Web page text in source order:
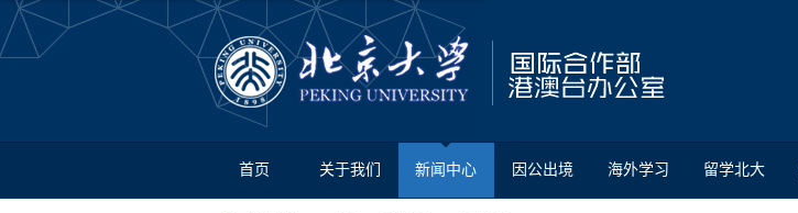
首页 关于我们 新闻中心 因公出境 海外学习 留学北大